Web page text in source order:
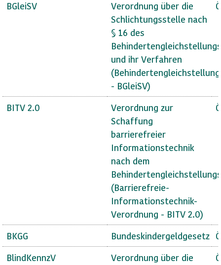
BGleiSV
Verordnung über die
Schlichtungsstelle nach
§ 16 des
und ihr Verfahren
- BGleiSV)
BITV 2.0
Verordnung zur
Schaffung
barrierefreier
Informationstechnik
nach dem
(Barrierefreie-
Informationstechnik-
Verordnung - BITV 2.0)
BKGG Bundeskindergeldgesetz
BlindKennzV
Verordnung über die